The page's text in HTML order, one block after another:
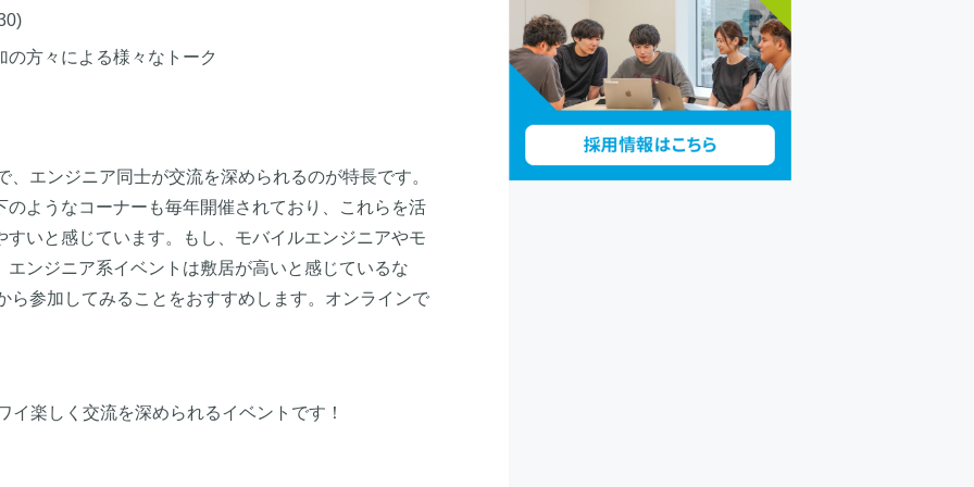
の方々による様々なトーク
エンジニア同士が交流を深められるのが特長です。
のようなコーナーも毎年開催されており、これらを活
いと感じています。もし、モバイルエンジニアやモ
ンジニア系イベントは敷居が高いと感じているな
ら参加してみることをおすすめします。オンラインで
イ楽しく交流を深められるイベントです！